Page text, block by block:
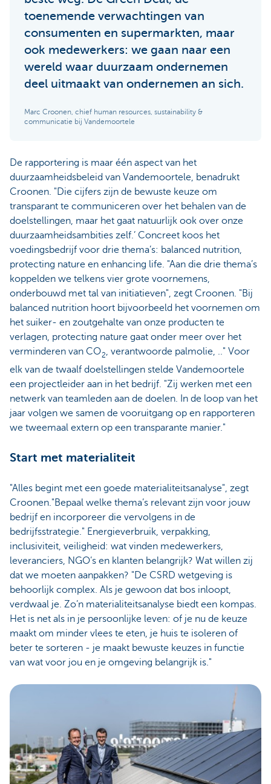
toenemende verwachtingen van
consumenten en supermarkten, maar
ook medewerkers: we gaan naar een
wereld waar duurzaam ondernemen
deel uitmaakt van ondernemen an sich.
Marc Croonen, chief human resources, sustainability &
communicatie bij Vandemoortele
De rapportering is maar één aspect van het
duurzaamheidsbeleid van Vandemoortele, benadrukt
Croonen. "Die cijfers zijn de bewuste keuze om
transparant te communiceren over het behalen van de
doelstellingen, maar het gaat natuurlijk ook over onze
duurzaamheidsambities zelf.’ Concreet koos het
voedingsbedrijf voor drie thema’s: balanced nutrition,
protecting nature en enhancing life. "Aan die drie thema’s
koppelden we telkens vier grote voornemens,
onderbouwd met tal van initiatieven", zegt Croonen. "Bij
balanced nutrition hoort bijvoorbeeld het voornemen om
het suiker- en zoutgehalte van onze producten te
verlagen, protecting nature gaat onder meer over het
verminderen van CO2, verantwoorde palmolie, .." Voor
elk van de twaalf doelstellingen stelde Vandemoortele
een projectleider aan in het bedrijf. "Zij werken met een
netwerk van teamleden aan de doelen. In de loop van het
jaar volgen we samen de vooruitgang op en rapporteren
we tweemaal extern op een transparante manier."
Start met materialiteit
"Alles begint met een goede materialiteitsanalyse", zegt
Croonen."Bepaal welke thema’s relevant zijn voor jouw
bedrijf en incorporeer die vervolgens in de
bedrijfsstrategie." Energieverbruik, verpakking,
inclusiviteit, veiligheid: wat vinden medewerkers,
leveranciers, NGO’s en klanten belangrijk? Wat willen zij
dat we moeten aanpakken? "De CSRD wetgeving is
behoorlijk complex. Als je gewoon dat bos inloopt,
verdwaal je. Zo’n materialiteitsanalyse biedt een kompas.
Het is net als in je persoonlijke leven: of je nu de keuze
maakt om minder vlees te eten, je huis te isoleren of
beter te sorteren - je maakt bewuste keuzes in functie
van wat voor jou en je omgeving belangrijk is."